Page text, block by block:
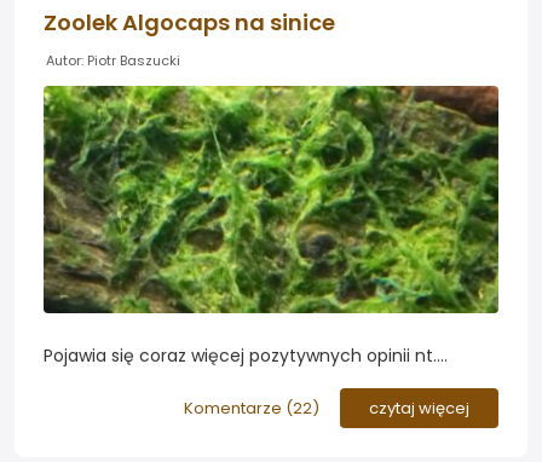
Zoolek Algocaps na sinice
Autor: Piotr Baszucki
Pojawia się coraz więcej pozytywnych opinii nt.
sinic w akwarium roślinnym. Zapraszamy do śledzenia
Komentarze (22) czytaj więcej